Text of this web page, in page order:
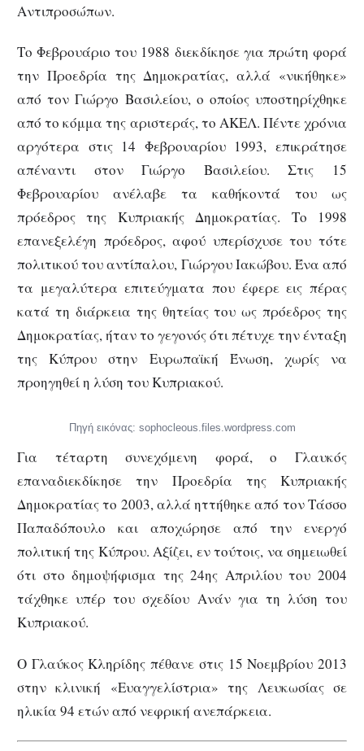
Αντιπροσώπων.
Το Φεβρουάριο του 1988 διεκδίκησε για πρώτη φορά
την Προεδρία της Δημοκρατίας, αλλά «νικήθηκε»
από τον Γιώργο Βασιλείου, ο οποίος υποστηρίχθηκε
από το κόμμα της αριστεράς, το ΑΚΕΛ. Πέντε χρόνια
αργότερα στις 14 Φεβρουαρίου 1993, επικράτησε
απέναντι στον Γιώργο Βασιλείου. Στις 15
Φεβρουαρίου ανέλαβε τα καθήκοντά του ως
πρόεδρος της Κυπριακής Δημοκρατίας. Το 1998
επανεξελέγη πρόεδρος, αφού υπερίσχυσε του τότε
πολιτικού του αντίπαλου, Γιώργου Ιακώβου. Ένα από
τα μεγαλύτερα επιτεύγματα που έφερε εις πέρας
κατά τη διάρκεια της θητείας του ως πρόεδρος της
Δημοκρατίας, ήταν το γεγονός ότι πέτυχε την ένταξη
της Κύπρου στην Ευρωπαϊκή Ένωση, χωρίς να
προηγηθεί η λύση του Κυπριακού.
Πηγή εικόνας: sophocleous.files.wordpress.com
Για τέταρτη συνεχόμενη φορά, ο Γλαυκός
επαναδιεκδίκησε την Προεδρία της Κυπριακής
Δημοκρατίας το 2003, αλλά ηττήθηκε από τον Τάσσο
Παπαδόπουλο και αποχώρησε από την ενεργό
πολιτική της Κύπρου. Αξίζει, εν τούτοις, να σημειωθεί
ότι στο δημοψήφισμα της 24ης Απριλίου του 2004
τάχθηκε υπέρ του σχεδίου Ανάν για τη λύση του
Κυπριακού.
Ο Γλαύκος Κληρίδης πέθανε στις 15 Νοεμβρίου 2013
στην κλινική «Ευαγγελίστρια» της Λευκωσίας σε
ηλικία 94 ετών από νεφρική ανεπάρκεια.